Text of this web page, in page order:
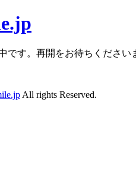
です。再開をお待ちください
All rights Reserved.